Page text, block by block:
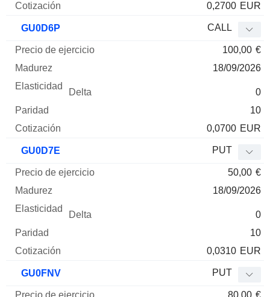
0,2700 EUR
GU0D6P CALL
100,00 €
18/09/2026
0
10
0,0700 EUR
GU0D7E PUT
50,00 €
18/09/2026
0
10
0,0310 EUR
GU0FNV PUT